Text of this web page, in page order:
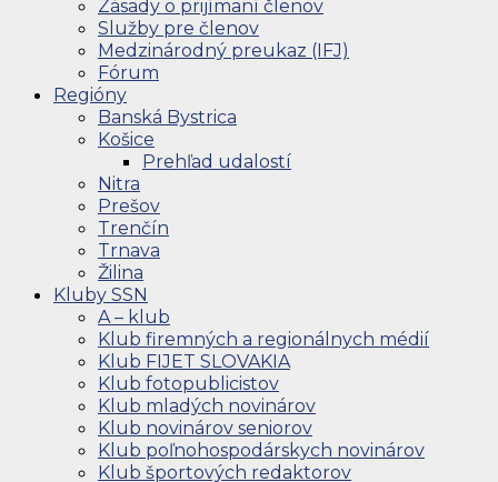
Zásady o prijímaní členov
Služby pre členov
Medzinárodný preukaz (IFJ)
Fórum
Regióny
Banská Bystrica
Košice
Prehľad udalostí
Nitra
Prešov
Trenčín
Trnava
Žilina
Kluby SSN
A – klub
Klub firemných a regionálnych médií
Klub FIJET SLOVAKIA
Klub fotopublicistov
Klub mladých novinárov
Klub novinárov seniorov
Klub poľnohospodárskych novinárov
Klub športových redaktorov